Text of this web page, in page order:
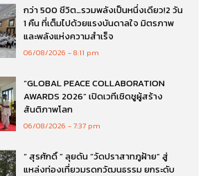
กว่า 500 ชีวิต…รวมพลังเป็นหนึ่งเดียว!2 วัน
1 คืน ที่เต็มไปด้วยแรงบันดาลใจ มิตรภาพ
และพลังแห่งความสำเร็จ
06/08/2026 8:11 pm
“GLOBAL PEACE COLLABORATION
AWARDS 2026” เปิดเวทีเชิดชูผู้สร้าง
สันติภาพโลก
06/08/2026 7:37 pm
“ สุรศักดิ์ ” ลุยดัน “วัดปราสาทภูฝ้าย” สู่
แหล่งท่องเที่ยวมรดกวัฒนธรรม ยกระดับ